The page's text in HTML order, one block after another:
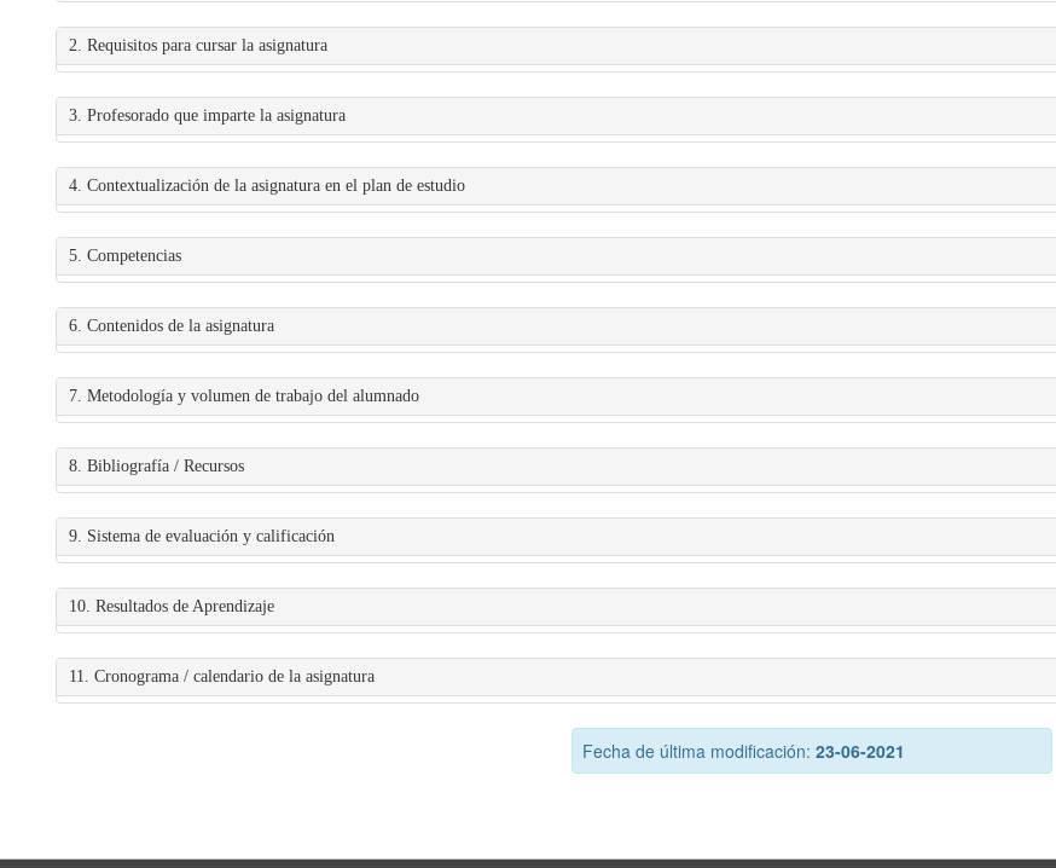
2. Requisitos para cursar la asignatura
3. Profesorado que imparte la asignatura
4. Contextualización de la asignatura en el plan de estudio
5. Competencias
6. Contenidos de la asignatura
7. Metodología y volumen de trabajo del alumnado
8. Bibliografía / Recursos
9. Sistema de evaluación y calificación
10. Resultados de Aprendizaje
11. Cronograma / calendario de la asignatura
Fecha de última modificación:23-06-2021